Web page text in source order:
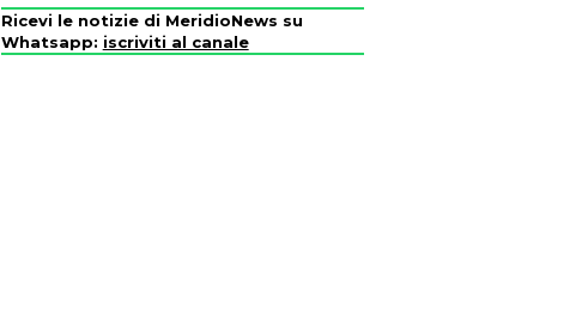
Ricevi le notizie di MeridioNews su
Whatsapp: iscriviti al canale